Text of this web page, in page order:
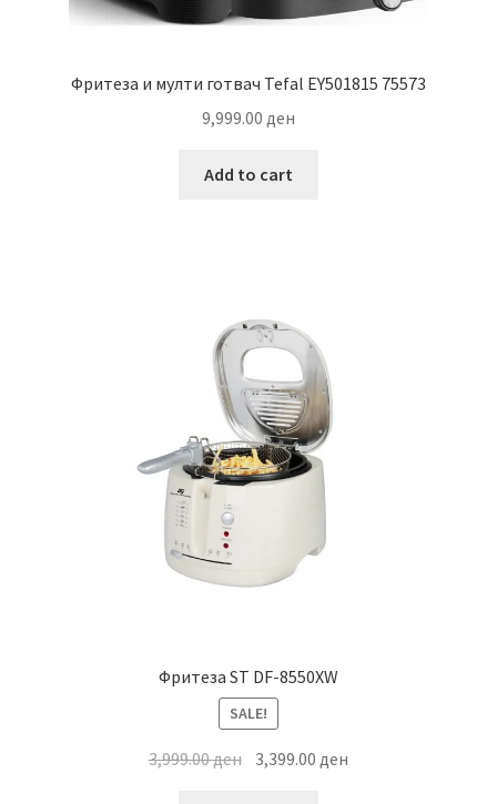
Фритеза и мулти готвач Tefal EY501815 75573
9,999.00 ден
Add to cart
Фритеза ST DF-8550XW
SALE!
3,999.00ден Original
3,399.00ден